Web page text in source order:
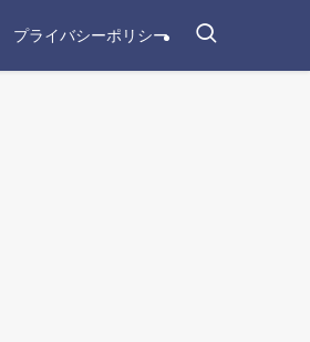
プライバシーポリシー